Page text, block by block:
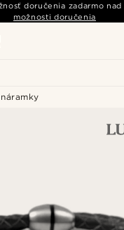
doručenia zadarmo nad
možnosti doručenia